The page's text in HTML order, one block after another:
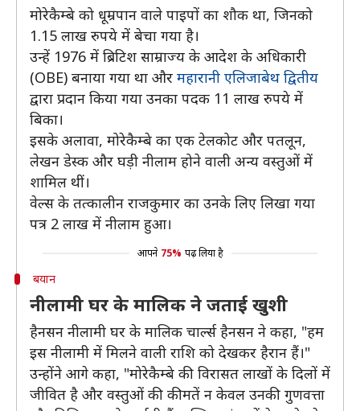
मोरेकैम्बे को धूम्रपान वाले पाइपों का शौक था, जिनको
1.15 लाख रुपये में बेचा गया है।
उन्हें 1976 में ब्रिटिश साम्राज्य के आदेश के अधिकारी
(OBE) बनाया गया था और महारानी एलिजाबेथ द्वितीय
द्वारा प्रदान किया गया उनका पदक 11 लाख रुपये में
बिका।
इसके अलावा, मोरेकैम्बे का एक टेलकोट और पतलून,
लेखन डेस्क और घड़ी नीलाम होने वाली अन्य वस्तुओं में
शामिल थीं।
वेल्स के तत्कालीन राजकुमार का उनके लिए लिखा गया
पत्र 2 लाख में नीलाम हुआ।
आपने 75% पढ़ लिया है
बयान
नीलामी घर के मालिक ने जताई खुशी
हैनसन नीलामी घर के मालिक चार्ल्स हैनसन ने कहा, "हम
इस नीलामी में मिलने वाली राशि को देखकर हैरान हैं।"
उन्होंने आगे कहा, "मोरेकैम्बे की विरासत लाखों के दिलों में
जीवित है और वस्तुओं की कीमतें न केवल उनकी गुणवत्ता